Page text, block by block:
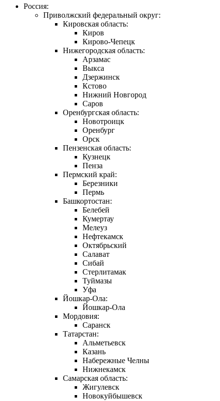
Россия:
Приволжский федеральный округ:
Кировская область:
Киров
Кирово-Чепецк
Нижегородская область:
Арзамас
Выкса
Дзержинск
Кстово
Нижний Новгород
Саров
Оренбургская область:
Новотроицк
Оренбург
Орск
Пензенская область:
Кузнецк
Пенза
Пермский край:
Березники
Пермь
Башкортостан:
Белебей
Кумертау
Мелеуз
Нефтекамск
Октябрьский
Салават
Сибай
Стерлитамак
Туймазы
Уфа
Йошкар-Ола:
Йошкар-Ола
Мордовия:
Саранск
Татарстан:
Альметьевск
Казань
Набережные Челны
Нижнекамск
Самарская область:
Жигулевск
Новокуйбышевск